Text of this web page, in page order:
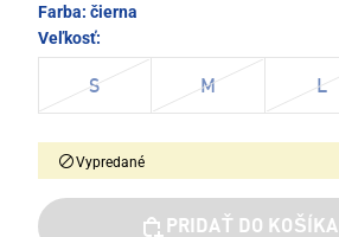
Farba: čierna
Veľkosť:
S M L
Vypredané
PRIDAŤ DO KOŠÍKA